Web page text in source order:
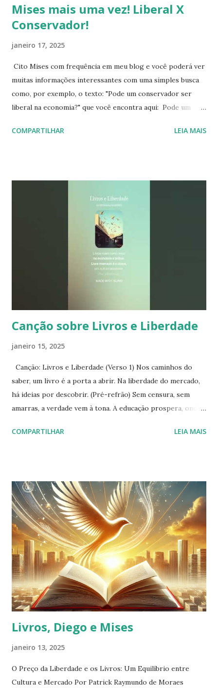
Mises mais uma vez! Liberal X
Conservador!
janeiro 17, 2025
Cito Mises com frequência em meu blog e você poderá ver
muitas informações interessantes com uma simples busca
como, por exemplo, o texto: "Pode um conservador ser
liberal na economia?" que você encontra aqui: Pode um
vídeo curto sobre a biografia de Mises que pode ajudar em
como protecionista e nacionalista, sendo bem próximo do
modelo de Estado mais abrangente, mas a economia liberal
defende um livre mercado e uma ação mínima do Estado
sobre a vida das pessoas. Sendo mais preciso, afirmo que a
economia do ponto de vista liberal e a economia do ponto
de vista conservador divergem em algumas premissas
centrais sobre o papel do mercado, do governo e das
COMPARTILHAR LEIA MAIS
Canção sobre Livros e Liberdade
janeiro 15, 2025
Canção: Livros e Liberdade (Verso 1) Nos caminhos do
saber, um livro é a porta a abrir. Na liberdade do mercado,
há ideias por descobrir. (Pré-refrão) Sem censura, sem
amarras, a verdade vem à tona. A educação prospera, onde a
economia a brilhar. Livre mercado é a chave, pra cultura
sem controle a limitar. O saber cresce e constrói, uma
nação a se elevar. (Refrão) Livros voam como aves, na
economia a brilhar. Livre mercado é a chave, pra cultura
prosperar. (Final) Viva a liberdade, viva a educação. Que o
mercado seja livre, pra iluminar cada nação!
COMPARTILHAR LEIA MAIS
Livros, Diego e Mises
janeiro 13, 2025
O Preço da Liberdade e os Livros: Um Equilíbrio entre
Cultura e Mercado Por Patrick Raymundo de Moraes